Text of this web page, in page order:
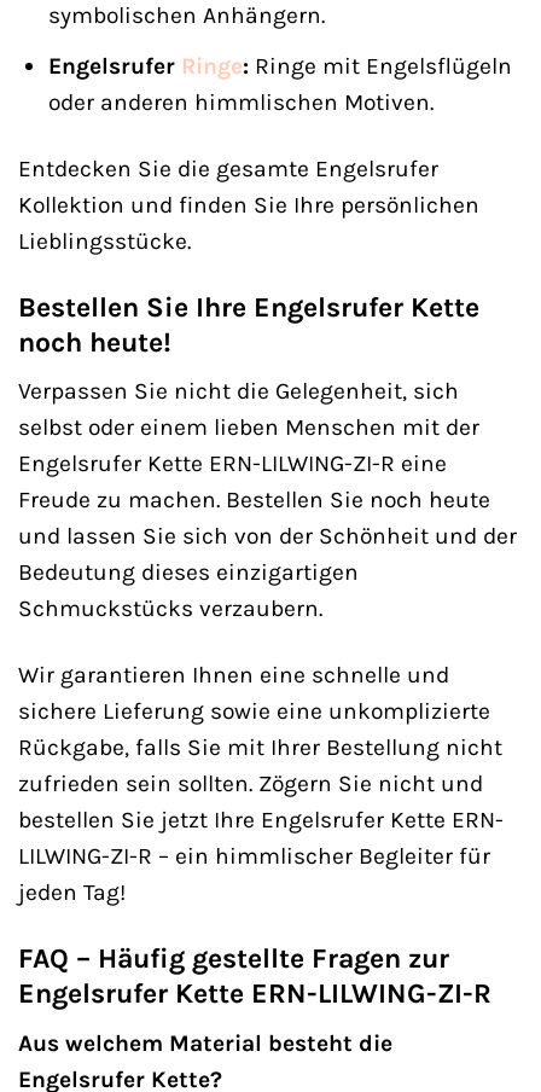
symbolischen Anhängern.
Engelsrufer Ringe:Ringe mit Engelsflügeln
oder anderen himmlischen Motiven.
Entdecken Sie die gesamte Engelsrufer
Kollektion und finden Sie Ihre persönlichen
Lieblingsstücke.
Bestellen Sie Ihre Engelsrufer Kette
noch heute!
Verpassen Sie nicht die Gelegenheit, sich
selbst oder einem lieben Menschen mit der
Engelsrufer Kette ERN-LILWING-ZI-R eine
Freude zu machen. Bestellen Sie noch heute
und lassen Sie sich von der Schönheit und der
Bedeutung dieses einzigartigen
Schmuckstücks verzaubern.
Wir garantieren Ihnen eine schnelle und
sichere Lieferung sowie eine unkomplizierte
Rückgabe, falls Sie mit Ihrer Bestellung nicht
zufrieden sein sollten. Zögern Sie nicht und
bestellen Sie jetzt Ihre Engelsrufer Kette ERN-
LILWING-ZI-R – ein himmlischer Begleiter für
jeden Tag!
FAQ – Häufig gestellte Fragen zur
Engelsrufer Kette ERN-LILWING-ZI-R
Aus welchem Material besteht die
Engelsrufer Kette?